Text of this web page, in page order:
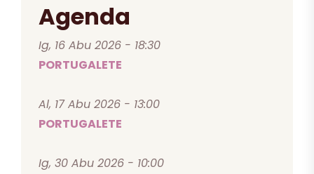
Agenda
Ig, 16 Abu 2026 - 18:30
PORTUGALETE
Al, 17 Abu 2026 - 13:00
PORTUGALETE
Ig, 30 Abu 2026 - 10:00